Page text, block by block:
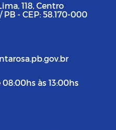
118, Centro
- CEP: 58.170-000
às 13:00hs